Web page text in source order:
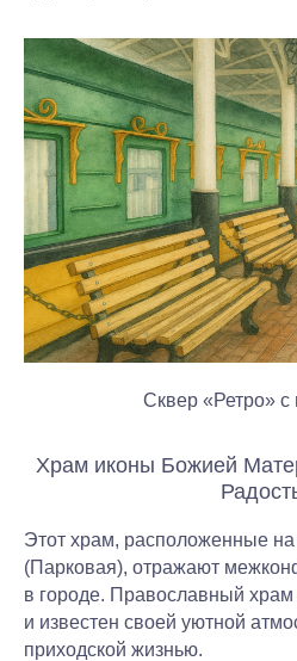
Сквер «Ретро» с
Храм иконы Божией
Этот храм, расположенные
(Парковая), отражают
в городе. Православный храм
и известен своей уютной
приходской жизнью.